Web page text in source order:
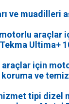
ve muadilleri
araçlar
Ultima+
için
ve
tipi dizel